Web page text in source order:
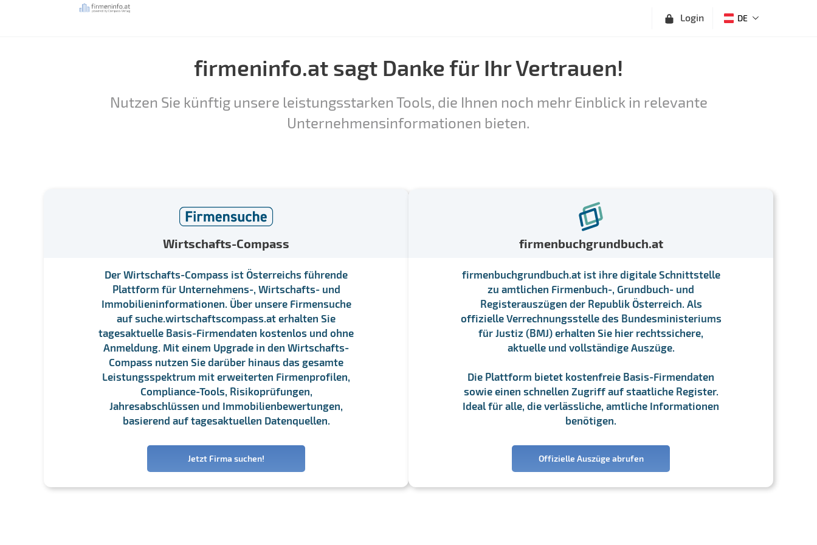
Login DE
firmeninfo.at sagt Danke für Ihr Vertrauen!
Nutzen Sie künftig unsere leistungsstarken Tools, die Ihnen noch mehr Einblick in relevante
Unternehmensinformationen bieten.
Wirtschafts-Compass
Der Wirtschafts-Compass ist Österreichs führende
Plattform für Unternehmens-, Wirtschafts- und
Immobilieninformationen. Über unsere Firmensuche
auf suche.wirtschaftscompass.at erhalten Sie
tagesaktuelle Basis-Firmendaten kostenlos und ohne
Anmeldung. Mit einem Upgrade in den Wirtschafts-
Compass nutzen Sie darüber hinaus das gesamte
Leistungsspektrum mit erweiterten Firmenprofilen,
Compliance-Tools, Risikoprüfungen,
Jahresabschlüssen und Immobilienbewertungen,
basierend auf tagesaktuellen Datenquellen.
Jetzt Firma suchen!
firmenbuchgrundbuch.at
firmenbuchgrundbuch.at ist ihre digitale Schnittstelle
zu amtlichen Firmenbuch-, Grundbuch- und
Registerauszügen der Republik Österreich. Als
offizielle Verrechnungsstelle des Bundesministeriums
für Justiz (BMJ) erhalten Sie hier rechtssichere,
aktuelle und vollständige Auszüge.
Die Plattform bietet kostenfreie Basis-Firmendaten
sowie einen schnellen Zugriff auf staatliche Register.
Ideal für alle, die verlässliche, amtliche Informationen
benötigen.
Offizielle Auszüge abrufen